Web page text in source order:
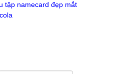
tập namecard đẹp mắt